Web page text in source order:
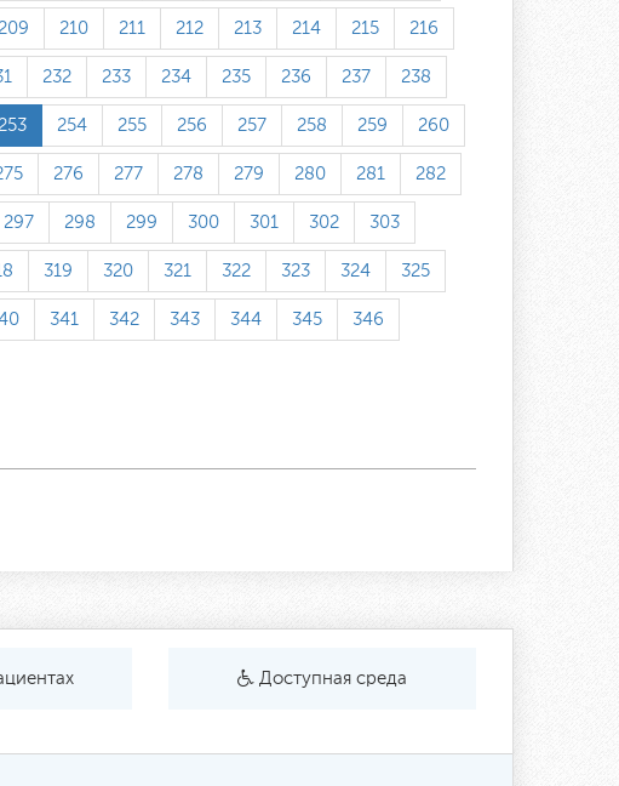
209 210 211 212 213 214 215 216
232 233 234 235 236 237 238
253 254 255 256 257 258 259 260
276 277 278 279 280 281 282
297 298 299 300 301 302 303
319 320 321 322 323 324 325
341 342 343 344 345 346
Доступная среда